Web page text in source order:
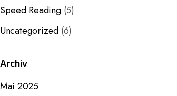
Speed Reading (5)
Uncategorized (6)
Archiv
Mai 2025